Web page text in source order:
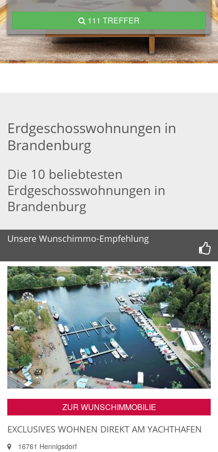
111 TREFFER
Erdgeschosswohnungen in
Brandenburg
Die 10 beliebtesten
Erdgeschosswohnungen in
Brandenburg
Unsere Wunschimmo-Empfehlung
ZUR WUNSCHIMMOBILIE
EXCLUSIVES WOHNEN DIREKT AM YACHTHAFEN
16761 Hennigsdorf